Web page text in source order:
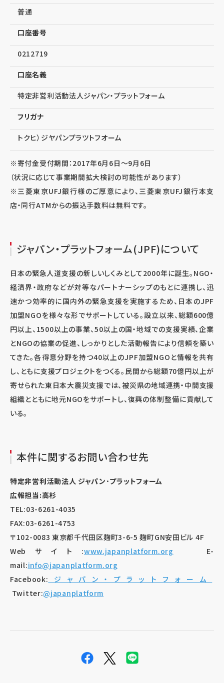
普通
口座番号
0212719
口座名義
特定非営利活動法人ジャパン・プラットフォーム
フリガナ
トクヒ）ジヤパンプラツトフオーム
※寄付金受付期間：2017年6月6日～9月6日
（状況に応じて事業期間拡大検討の可能性があります）
※三菱東京UFJ銀行様のご厚意により、三菱東京UFJ銀行本支
店・同行ATMからの振込手数料は無料です。
ジャパン・プラットフォーム(JPF)について
日本の緊急人道支援の新しいしくみとして2000年に誕生。NGO・
経済界・政府などが対等なパートナーシップのもとに連携し、迅
速かつ効率的に国内外の緊急支援を実施するため、日本のJPF
加盟NGOを様々な形でサポートしている。設立以来、総額600億
円以上、1500以上の事業、50以上の国・地域での支援実績、企業
とNGOの協業の促進、しっかりとした活動報告により信頼を築い
てきた。各得意分野を持つ40以上のJPF加盟NGOと情報を共有
し、ともに支援プロジェクトをつくる。民間から総額70億円以上が
寄せられた東日本大震災支援では、被災県の地域連携・中間支援
組織とともに地元NGOをサポートし、復興の体制整備に貢献して
いる。
本件に関するお問い合わせ先
特定非営利活動法人 ジャパン･プラットフォーム
広報担当:高杉
TEL:03-6261-4035
FAX:03-6261-4753
〒102-0083 東京都千代田区麹町3-6-5 麹町GN安田ビル 4F
Webサイト:www.japanplatform.org E-
mail:info@japanplatform.org
Facebook: ジャパン・プラットフォーム
Twitter:@japanplatform